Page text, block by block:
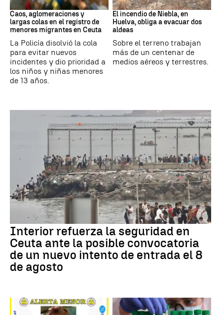
Ceuta
Caos, aglomeraciones y
largas colas en el registro de
menores migrantes en Ceuta
La Policía disolvió la cola
para evitar nuevos
incidentes y dio prioridad a
los niños y niñas menores
de 13 años.
Andalucía
El incendio de Niebla, en
Huelva, obliga a evacuar dos
aldeas
Sobre el terreno trabajan
más de un centenar de
medios aéreos y terrestres.
Interior refuerza la seguridad en
Ceuta ante la posible convocatoria
de un nuevo intento de entrada el 8
de agosto